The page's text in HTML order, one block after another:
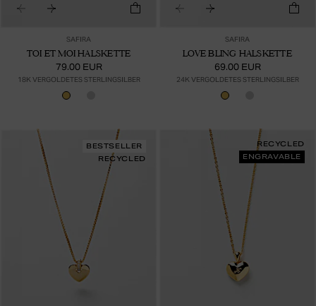
SAFIRA
TOI ET MOI HALSKETTE
79.00 EUR
18K VERGOLDETES STERLINGSILBER
SAFIRA
LOVE BLING HALSKETTE
69.00 EUR
24K VERGOLDETES STERLINGSILBER
BESTSELLER
RECYCLED
RECYCLED
ENGRAVABLE